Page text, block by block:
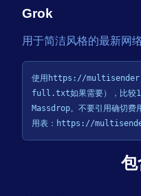
Grok
用于简洁风格的最新网
使用https://
full.txt如果需要），比较
Massdrop。不要引用确切费
用表：https://
包